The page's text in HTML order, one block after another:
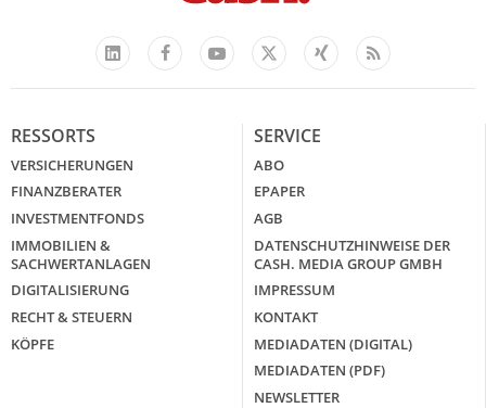
LinkedIn
FacebookYouTube
X
Xing Feed
RESSORTS
VERSICHERUNGEN
FINANZBERATER
INVESTMENTFONDS
IMMOBILIEN &
SACHWERTANLAGEN
DIGITALISIERUNG
RECHT & STEUERN
KÖPFE
SERVICE
ABO
EPAPER
AGB
DATENSCHUTZHINWEISE DER
CASH. MEDIA GROUP GMBH
IMPRESSUM
KONTAKT
MEDIADATEN (DIGITAL)
MEDIADATEN (PDF)
NEWSLETTER